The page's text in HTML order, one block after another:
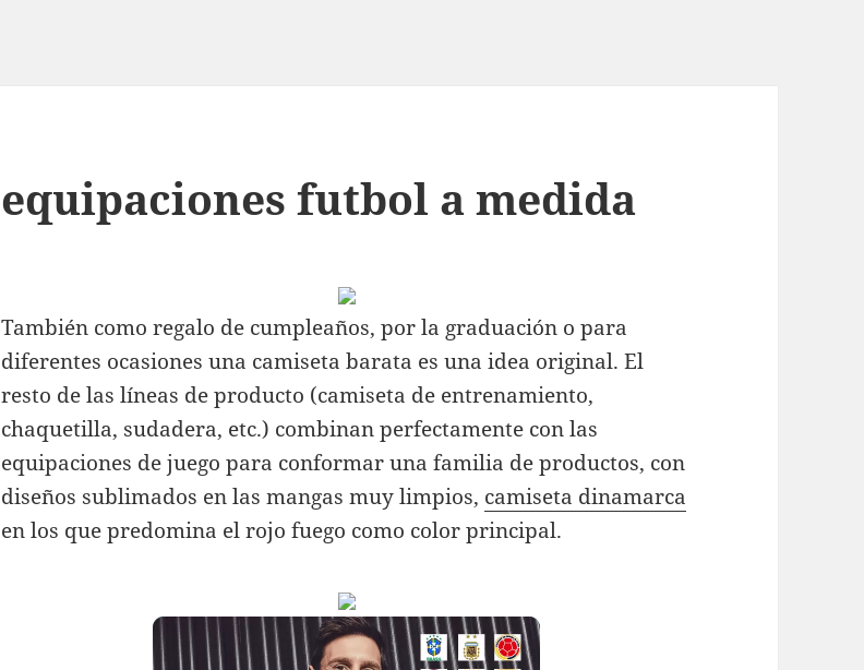
equipaciones futbol a medida
También como regalo de cumpleaños, por la graduación o para
diferentes ocasiones una camiseta barata es una idea original. El
resto de las líneas de producto (camiseta de entrenamiento,
chaquetilla, sudadera, etc.) combinan perfectamente con las
equipaciones de juego para conformar una familia de productos, con
diseños sublimados en las mangas muy limpios, camiseta dinamarca
en los que predomina el rojo fuego como color principal.